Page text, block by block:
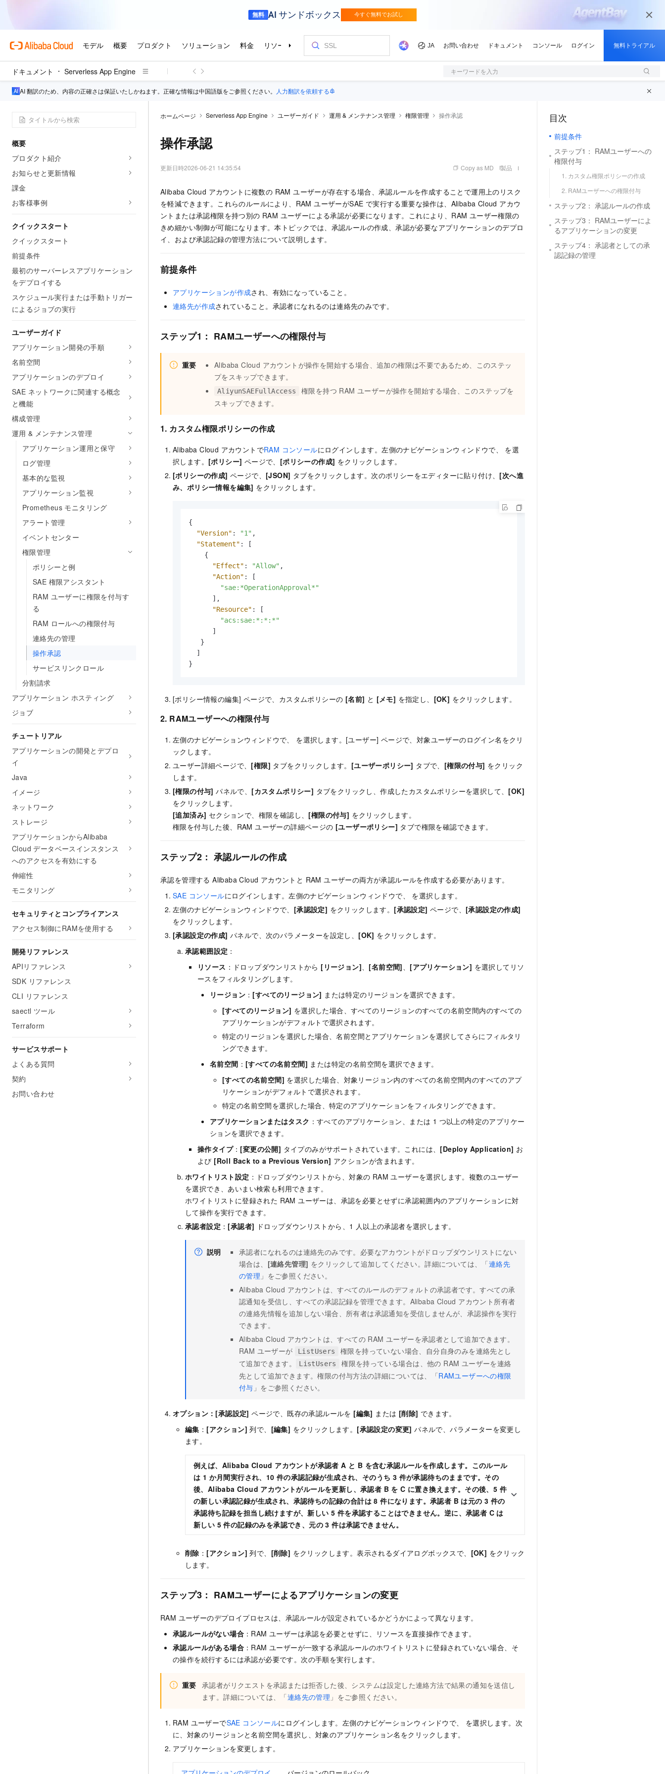
ドキュメント Serverless App Engine キーワードを入力
AI 翻訳のため、内容の正確さは保証いたしかねます。正確な情報は中国語版をご参照ください。 人力翻訳を依頼する
概要
プロダクト紹介
お知らせと更新情報
課金
お客様事例
クイックスタート
クイックスタート
前提条件
最初のサーバーレスアプリケーション
をデプロイする
スケジュール実行または手動トリガー
によるジョブの実行
ユーザーガイド
アプリケーション開発の手順
名前空間
アプリケーションのデプロイ
SAE ネットワークに関連する概念
と機能
構成管理
運用 & メンテナンス管理
アプリケーション運用と保守
ログ管理
基本的な監視
アプリケーション監視
Prometheus モニタリング
アラート管理
イベントセンター
権限管理
ポリシーと例
SAE 権限アシスタント
RAM ユーザーに権限を付与す
る
RAM ロールへの権限付与
連絡先の管理
操作承認
サービスリンクロール
分割請求
アプリケーション ホスティング
ジョブ
チュートリアル
アプリケーションの開発とデプロ
イ
Java
イメージ
ネットワーク
ストレージ
アプリケーションからAlibaba
Cloud データベースインスタンス
へのアクセスを有効にする
伸縮性
モニタリング
セキュリティとコンプライアンス
アクセス制御にRAMを使用する
開発リファレンス
APIリファレンス
SDK リファレンス
CLI リファレンス
saectl ツール
Terraform
サービスサポート
よくある質問
契約
お問い合わせ
ホームページ Serverless App Engine ユーザーガイド 運用 & メンテナンス管理 権限管理 操作承認
操作承認
更新日時2026-06-21 14:35:54 Copy as MD 製品
Alibaba Cloud アカウントに複数の RAM ユーザーが存在する場合、承認ルールを作成することで運用上のリスク
を軽減できます。これらのルールにより、RAM ユーザーがSAE で実行する重要な操作は、Alibaba Cloud アカウ
ントまたは承認権限を持つ別の RAM ユーザーによる承認が必要になります。これにより、RAM ユーザー権限の
きめ細かい制御が可能になります。本トピックでは、承認ルールの作成、承認が必要なアプリケーションのデプロ
イ、および承認記録の管理方法について説明します。
前提条件
アプリケーションが作成され、有効になっていること。
連絡先が作成されていること。承認者になれるのは連絡先のみです。
ステップ1： RAMユーザーへの権限付与
重要
Alibaba Cloud アカウントが操作を開始する場合、追加の権限は不要であるため、このステッ
プをスキップできます。
AliyunSAEFullAccess
権限を持つ RAM ユーザーが操作を開始する場合、このステップを
スキップできます。
1. カスタム権限ポリシーの作成
Alibaba Cloud アカウントでRAM コンソールにログインします。左側のナビゲーションウィンドウで、
を選
択します。 [ポリシー] ページで、 [ポリシーの作成] をクリックします。
[ポリシーの作成] ページで、 [JSON] タブをクリックします。次のポリシーをエディターに貼り付け、 [次へ進
み、ポリシー情報を編集] をクリックします。
{
"Version" : "1" ,
"Statement" :
[
{
"Effect" : "Allow" ,
"Action" :
[
"sae:*OperationApproval*"
] ,
"Resource" :
[
"acs:sae:*:*:*"
]
}
]
}
[ポリシー情報の編集] ページで、カスタムポリシーの [名前] と [メモ] を指定し、 [OK] をクリックします。
2. RAMユーザーへの権限付与
左側のナビゲーションウィンドウで、
を選択します。[ユーザー] ページで、対象ユーザーのログイン名をクリ
ックします。
ユーザー詳細ページで、 [権限] タブをクリックします。 [ユーザーポリシー] タブで、 [権限の付与] をクリック
します。
[権限の付与] パネルで、 [カスタムポリシー] タブをクリックし、作成したカスタムポリシーを選択して、 [OK]
をクリックします。
[追加済み] セクションで、権限を確認し、 [権限の付与] をクリックします。
権限を付与した後、RAM ユーザーの詳細ページの [ユーザーポリシー] タブで権限を確認できます。
ステップ2： 承認ルールの作成
承認を管理する Alibaba Cloud アカウントと RAM ユーザーの両方が承認ルールを作成する必要があります。
SAE コンソールにログインします。左側のナビゲーションウィンドウで、
を選択します。
左側のナビゲーションウィンドウで、 [承認設定] をクリックします。 [承認設定] ページで、 [承認設定の作成]
をクリックします。
[承認設定の作成] パネルで、次のパラメーターを設定し、 [OK] をクリックします。
承認範囲設定 ：
リソース ：ドロップダウンリストから [リージョン] [名前空間] [アプリケーション] を選択してリソ
ースをフィルタリングします。
リージョン ： [すべてのリージョン] または特定のリージョンを選択できます。
[すべてのリージョン] を選択した場合、すべてのリージョンのすべての名前空間内のすべての
アプリケーションがデフォルトで選択されます。
特定のリージョンを選択した場合、名前空間とアプリケーションを選択してさらにフィルタリ
ングできます。
名前空間 ： [すべての名前空間] または特定の名前空間を選択できます。
[すべての名前空間] を選択した場合、対象リージョン内のすべての名前空間内のすべてのアプ
リケーションがデフォルトで選択されます。
特定の名前空間を選択した場合、特定のアプリケーションをフィルタリングできます。
アプリケーションまたはタスク ：すべてのアプリケーション、または 1 つ以上の特定のアプリケー
ションを選択できます。
操作タイプ： [変更の公開] タイプのみがサポートされています。これには、 [Deploy Application] お
よび [Roll Back to a Previous Version] アクションが含まれます。
ホワイトリスト設定 ：ドロップダウンリストから、対象の RAM ユーザーを選択します。複数のユーザー
を選択でき、あいまい検索も利用できます。
ホワイトリストに登録された RAM ユーザーは、承認を必要とせずに承認範囲内のアプリケーションに対
して操作を実行できます。
承認者設定 ： [承認者] ドロップダウンリストから、1 人以上の承認者を選択します。
説明
承認者になれるのは連絡先のみです。必要なアカウントがドロップダウンリストにない
場合は、 [連絡先管理] をクリックして追加してください。詳細については、「連絡先
の管理 」をご参照ください。
Alibaba Cloud アカウントは、すべてのルールのデフォルトの承認者です。すべての承
認通知を受信し、すべての承認記録を管理できます。Alibaba Cloud アカウント所有者
の連絡先情報を追加しない場合、所有者は承認通知を受信しませんが、承認操作を実行
できます。
Alibaba Cloud アカウントは、すべての RAM ユーザーを承認者として追加できます。
RAM ユーザーが
ListUsers
権限を持っていない場合、自分自身のみを連絡先とし
て追加できます。
ListUsers
権限を持っている場合は、他の RAM ユーザーを連絡
先として追加できます。権限の付与方法の詳細については、「RAMユーザーへの権限
付与 」をご参照ください。
オプション： [承認設定] ページで、既存の承認ルールを [編集] または [削除] できます。
編集 ： [アクション] 列で、 [編集] をクリックします。 [承認設定の変更] パネルで、パラメーターを変更し
ます。
例えば、Alibaba Cloud アカウントが承認者 A と B を含む承認ルールを作成します。このルール
は 1 か月間実行され、10 件の承認記録が生成され、そのうち 3 件が承認待ちのままです。その
後、Alibaba Cloud アカウントがルールを更新し、承認者 B を C に置き換えます。その後、5 件
の新しい承認記録が生成され、承認待ちの記録の合計は 8 件になります。承認者 B は元の 3 件の
承認待ち記録を担当し続けますが、新しい 5 件を承認することはできません。逆に、承認者 C は
新しい 5 件の記録のみを承認でき、元の 3 件は承認できません。
削除 ： [アクション] 列で、 [削除] をクリックします。表示されるダイアログボックスで、 [OK] をクリック
します。
ステップ3： RAMユーザーによるアプリケーションの変更
RAM ユーザーのデプロイプロセスは、承認ルールが設定されているかどうかによって異なります。
承認ルールがない場合 ：RAM ユーザーは承認を必要とせずに、リソースを直接操作できます。
承認ルールがある場合 ：RAM ユーザーが一致する承認ルールのホワイトリストに登録されていない場合、そ
の操作を続行するには承認が必要です。次の手順を実行します。
重要 承認者がリクエストを承認または拒否した後、システムは設定した連絡方法で結果の通知を送信し
ます。詳細については、「連絡先の管理 」をご参照ください。
RAM ユーザーでSAE コンソールにログインします。左側のナビゲーションウィンドウで、
を選択します。次
に、対象のリージョンと名前空間を選択し、対象のアプリケーション名をクリックします。
アプリケーションを変更します。
目次
前提条件
ステップ1： RAMユーザーへの
権限付与
1. カスタム権限ポリシーの作成
2. RAMユーザーへの権限付与
ステップ2： 承認ルールの作成
ステップ3： RAMユーザーによ
るアプリケーションの変更
ステップ4： 承認者としての承
認記録の管理